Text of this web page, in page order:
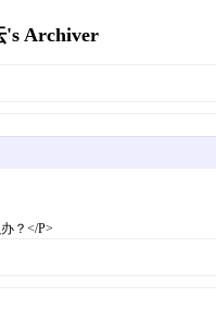
's Archiver
？</P>